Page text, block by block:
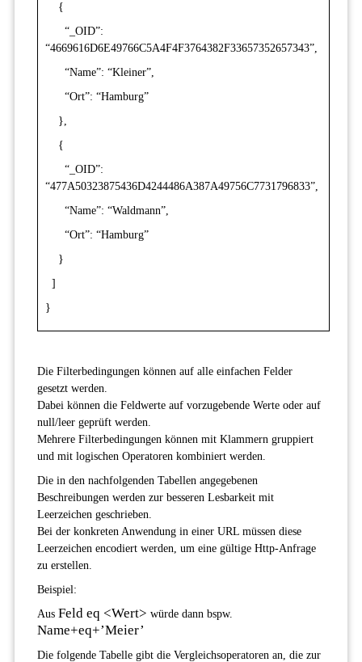
{
“_OID”:
“4669616D6E49766C5A4F4F3764382F33657352657343”,
“Name”: “Kleiner”,
“Ort”: “Hamburg”
},
{
“_OID”:
“477A50323875436D4244486A387A49756C7731796833”,
“Name”: “Waldmann”,
“Ort”: “Hamburg”
}
]
}
Die Filterbedingungen können auf alle einfachen Felder
gesetzt werden.
Dabei können die Feldwerte auf vorzugebende Werte oder auf
null/leer geprüft werden.
Mehrere Filterbedingungen können mit Klammern gruppiert
und mit logischen Operatoren kombiniert werden.
Die in den nachfolgenden Tabellen angegebenen
Beschreibungen werden zur besseren Lesbarkeit mit
Leerzeichen geschrieben.
Bei der konkreten Anwendung in einer URL müssen diese
Leerzeichen encodiert werden, um eine gültige Http-Anfrage
zu erstellen.
Beispiel:
Aus Feld eq <Wert> würde dann bspw.
Name+eq+’Meier’
Die folgende Tabelle gibt die Vergleichsoperatoren an, die zur